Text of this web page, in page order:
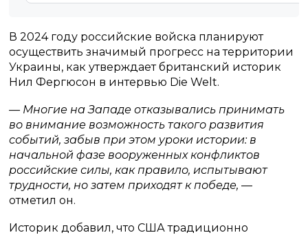
В 2024 году российские войска планируют
осуществить значимый прогресс на территории
Украины, как утверждает британский историк
Нил Фергюсон в интервью Die Welt.
— Многие на Западе отказывались принимать
во внимание возможность такого развития
событий, забыв при этом уроки истории: в
начальной фазе вооруженных конфликтов
российские силы, как правило, испытывают
трудности, но затем приходят к победе,—
отметил он.
Историк добавил, что США традиционно